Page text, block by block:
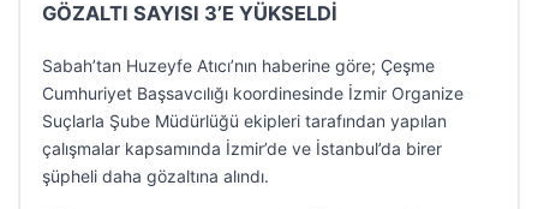
GÖZALTI SAYISI 3’E YÜKSELDİ
Sabah’tan Huzeyfe Atıcı’nın haberine göre; Çeşme
Cumhuriyet Başsavcılığı koordinesinde İzmir Organize
Suçlarla Şube Müdürlüğü ekipleri tarafından yapılan
çalışmalar kapsamında İzmir’de ve İstanbul’da birer
şüpheli daha gözaltına alındı.